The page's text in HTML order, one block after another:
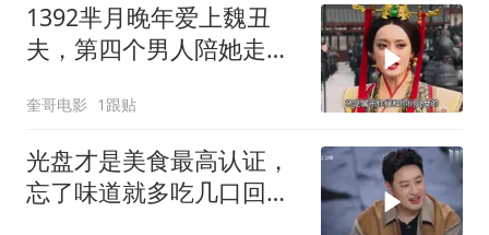
1392芈月晚年爱上魏丑
夫，第四个男人陪她走完
局！
奎哥电影 1跟贴
光盘才是美食最高认证，
忘了味道就多吃几口回